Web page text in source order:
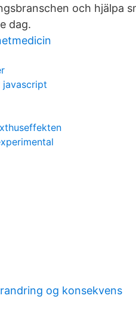
och hjälpa
dag.
javascript
og konsekvens